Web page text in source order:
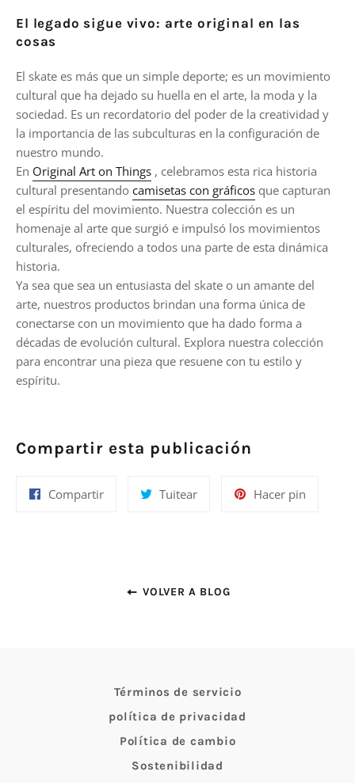
El legado sigue vivo: arte original en las
cosas
El skate es más que un simple deporte; es un movimiento
cultural que ha dejado su huella en el arte, la moda y la
sociedad. Es un recordatorio del poder de la creatividad y
la importancia de las subculturas en la configuración de
nuestro mundo.
En Original Art on Things , celebramos esta rica historia
cultural presentando camisetas con gráficos que capturan
el espíritu del movimiento. Nuestra colección es un
homenaje al arte que surgió e impulsó los movimientos
culturales, ofreciendo a todos una parte de esta dinámica
historia.
Ya sea que sea un entusiasta del skate o un amante del
arte, nuestros productos brindan una forma única de
conectarse con un movimiento que ha dado forma a
décadas de evolución cultural. Explora nuestra colección
para encontrar una pieza que resuene con tu estilo y
espíritu.
Compartir esta publicación
CompartirCompartir TuitearTuitear
Hacer pin
VOLVER A BLOG
Términos de servicio
política de privacidad
Política de cambio
Sostenibilidad